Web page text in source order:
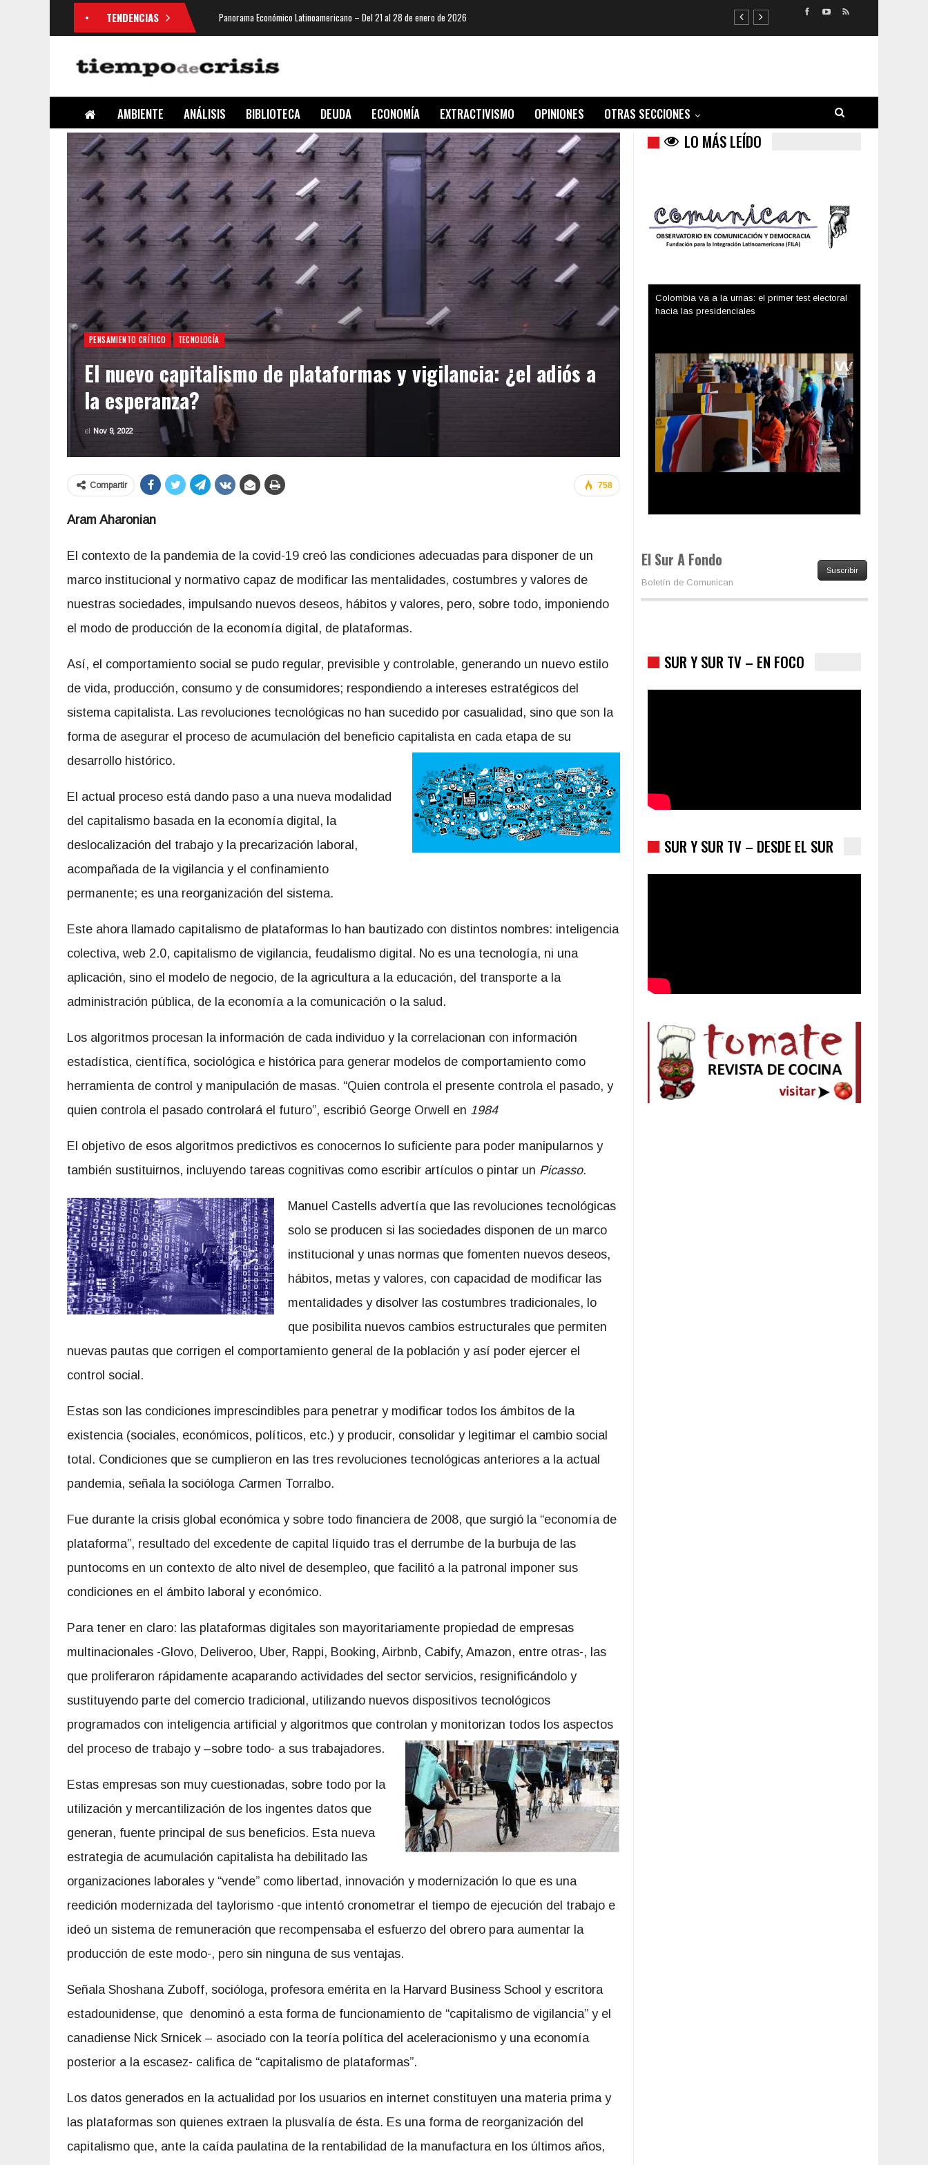
TENDENCIAS Panorama Económico Latinoamericano – Del 21 al 28 de enero de 2026
AMBIENTE ANÁLISIS BIBLIOTECA DEUDA ECONOMÍA EXTRACTIVISMO OPINIONES OTRAS SECCIONES
PENSAMIENTO CRÍTICO TECNOLOGÍA
El nuevo capitalismo de plataformas y vigilancia: ¿el adiós a
la esperanza?
el Nov 9, 2022
758
Compartir
Aram Aharonian
El contexto de la pandemia de la covid-19 creó las condiciones adecuadas para disponer de un
marco institucional y normativo capaz de modificar las mentalidades, costumbres y valores de
nuestras sociedades, impulsando nuevos deseos, hábitos y valores, pero, sobre todo, imponiendo
el modo de producción de la economía digital, de plataformas.
Así, el comportamiento social se pudo regular, previsible y controlable, generando un nuevo estilo
de vida, producción, consumo y de consumidores; respondiendo a intereses estratégicos del
sistema capitalista. Las revoluciones tecnológicas no han sucedido por casualidad, sino que son la
forma de asegurar el proceso de acumulación del beneficio capitalista en cada etapa de su
desarrollo histórico.
El actual proceso está dando paso a una nueva modalidad
del capitalismo basada en la economía digital, la
deslocalización del trabajo y la precarización laboral,
acompañada de la vigilancia y el confinamiento
permanente; es una reorganización del sistema.
Este ahora llamado capitalismo de plataformas lo han bautizado con distintos nombres: inteligencia
colectiva, web 2.0, capitalismo de vigilancia, feudalismo digital. No es una tecnología, ni una
aplicación, sino el modelo de negocio, de la agricultura a la educación, del transporte a la
administración pública, de la economía a la comunicación o la salud.
Los algoritmos procesan la información de cada individuo y la correlacionan con información
estadística, científica, sociológica e histórica para generar modelos de comportamiento como
herramienta de control y manipulación de masas. “Quien controla el presente controla el pasado, y
quien controla el pasado controlará el futuro”, escribió ­George Orwell en 1984
El objetivo de esos algoritmos predictivos es conocernos lo suficiente para poder manipularnos y
también sustituirnos, incluyendo tareas cognitivas como escribir artículos o pintar un Picasso.
Manuel Castells advertía que las revoluciones tecnológicas
solo se producen si las sociedades disponen de un marco
institucional y unas normas que fomenten nuevos deseos,
hábitos, metas y valores, con capacidad de modificar las
mentalidades y disolver las costumbres tradicionales, lo
que posibilita nuevos cambios estructurales que permiten
nuevas pautas que corrigen el comportamiento general de la población y así poder ejercer el
control social.
Estas son las condiciones imprescindibles para penetrar y modificar todos los ámbitos de la
existencia (sociales, económicos, políticos, etc.) y producir, consolidar y legitimar el cambio social
total. Condiciones que se cumplieron en las tres revoluciones tecnológicas anteriores a la actual
pandemia, señala la socióloga Carmen Torralbo.
Fue durante la crisis global económica y sobre todo financiera de 2008, que surgió la “economía de
plataforma”, resultado del excedente de capital líquido tras el derrumbe de la burbuja de las
puntocoms en un contexto de alto nivel de desempleo, que facilitó a la patronal imponer sus
condiciones en el ámbito laboral y económico.
Para tener en claro: las plataformas digitales son mayoritariamente propiedad de empresas
multinacionales -Glovo, Deliveroo, Uber, Rappi, Booking, Airbnb, Cabify, Amazon, entre otras-, las
que proliferaron rápidamente acaparando actividades del sector servicios, resignificándolo y
sustituyendo parte del comercio tradicional, utilizando nuevos dispositivos tecnológicos
programados con inteligencia artificial y algoritmos que controlan y monitorizan todos los aspectos
del proceso de trabajo y –sobre todo- a sus trabajadores.
Estas empresas son muy cuestionadas, sobre todo por la
utilización y mercantilización de los ingentes datos que
generan, fuente principal de sus beneficios. Esta nueva
estrategia de acumulación capitalista ha debilitado las
organizaciones laborales y “vende” como libertad, innovación y modernización lo que es una
reedición modernizada del taylorismo -que intentó cronometrar el tiempo de ejecución del trabajo e
ideó un sistema de remuneración que recompensaba el esfuerzo del obrero para aumentar la
producción de este modo-, pero sin ninguna de sus ventajas.
Señala Shoshana Zuboff, socióloga, profesora emérita en la Harvard Business School y escritora
estadounidense, que denominó a esta forma de funcionamiento de “capitalismo de vigilancia” y el
canadiense Nick Srnicek – asociado con la teoría política del aceleracionismo y una economía
posterior a la escasez- califica de “capitalismo de plataformas”.
Los datos generados en la actualidad por los usuarios en internet constituyen una materia prima y
las plataformas son quienes extraen la plusvalía de ésta. Es una forma de reorganización del
capitalismo que, ante la caída paulatina de la rentabilidad de la manufactura en los últimos años,
LO MÁS LEÍDO
Trump y las drogas: la viga en los propios ojos
Los latinos le van dando la espalda a Trump
El Sur A Fondo
SUR Y SUR TV – EN FOCO
SUR Y SUR TV – DESDE EL SUR